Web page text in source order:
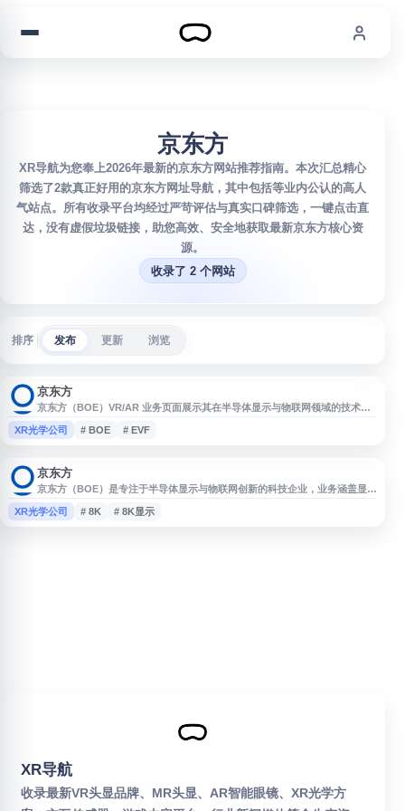
京东方
XR导航为您奉上2026年最新的京东方网站推荐指南。本次汇总精心
筛选了2款真正好用的京东方网址导航，其中包括等业内公认的高人
气站点。所有收录平台均经过严苛评估与真实口碑筛选，一键点击直
达，没有虚假垃圾链接，助您高效、安全地获取最新京东方核心资
源。
收录了 2 个网站
排序 发布 更新 浏览
京东方
京东方（BOE）VR/AR 业务页面展示其在半导体显示与物联网领域的技术与
产品布局，涵盖 VR/AR 显示、EVF 电子取景器、FPV 显示方案、观影机及夜
视仪等应用方向。网站提供相关产品与解决方案信息，适合关注近眼显示、智
XR光学公司 # BOE # EVF
京东方
京东方（BOE）是专注于半导体显示与物联网创新的科技企业，业务涵盖显示
屏、8K显示、智慧科技与智慧城市等领域，提供面向多场景的显示与物联网
解决方案。
XR光学公司 # 8K # 8K显示
XR导航
收录最新VR头显品牌、MR头显、AR智能眼镜、XR光学方